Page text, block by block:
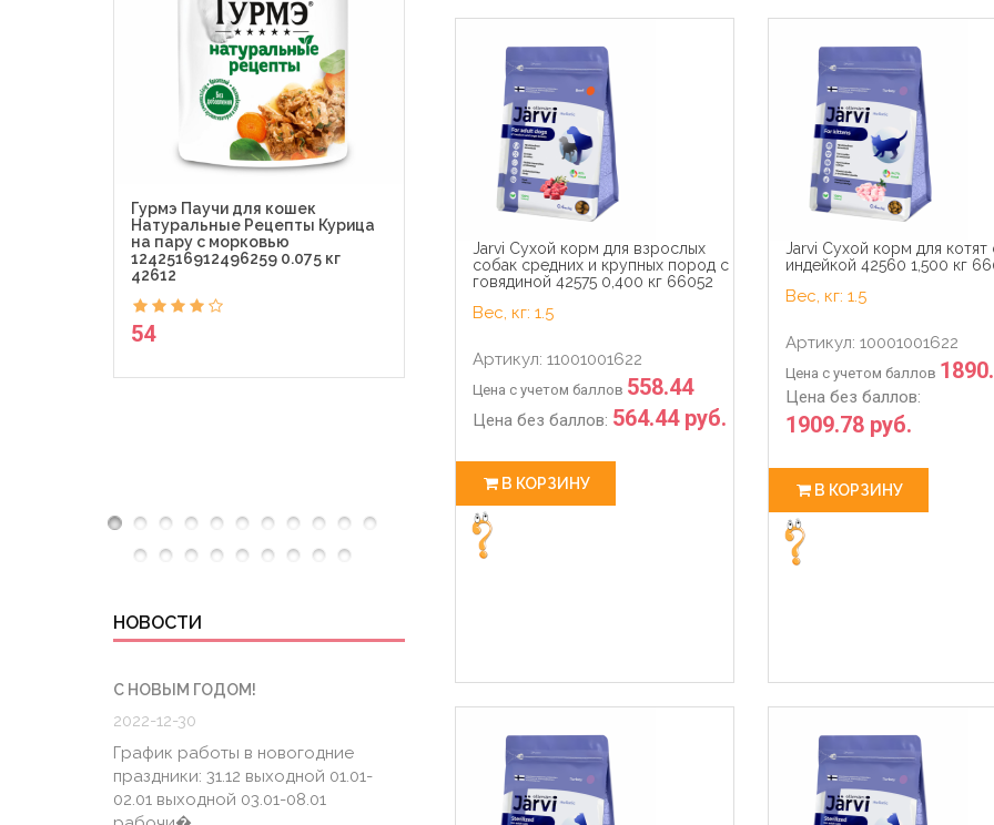
Гурмэ Паучи для кошек
Натуральные Рецепты Курица
на пару с морковью
1242516912496259 0.075 кг
42612
54
Гурмэ Паучи для кошек Желе
Де-Люкс с курицей (Gourmet
Perl) 124250811243974212486926
0.075 кг 41525
54
Royal Canin паучи RC
соусе для кастрированных
кошек 1-7лет (Sterilized)
40950008R040950008R1
кг 22794
102.48
НОВОСТИ
С НОВЫМ ГОДОМ!
2022-12-30
График работы в новогодние
праздники: 31.12 выходной 01.01-
02.01 выходной 03.01-08.01
График работы магазина с 28.03 по
6.04 Колл-центр работает в
штатном режиме по график
💥💥💥Магазин-склад Ждем
покупками для Ваших
Адрес : Л�
Jarvi Сухой корм для взрослых
собак средних и крупных пород с
говядиной 42575 0,400 кг 66052
Вес, кг: 1.5
Артикул: 11001001622
Цена с учетом баллов 558.44
Цена без баллов: 564.44 руб.
В КОРЗИНУ
Jarvi Сухой корм для котят
индейкой 42560 1,500 кг
Вес, кг: 1.5
Артикул: 10001001622
Цена с учетом баллов
Цена без баллов:
1909.78 руб.
В КОРЗИНУ